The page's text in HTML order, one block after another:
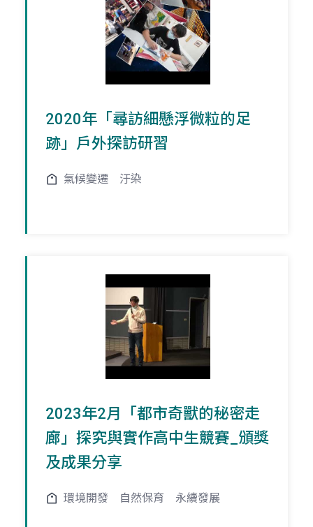
2020年「尋訪細懸浮微粒的足
跡」戶外探訪研習
氣候變遷 汙染
2023年2月「都市奇獸的秘密走
廊」探究與實作高中生競賽_頒獎
及成果分享
環境開發 自然保育 永續發展